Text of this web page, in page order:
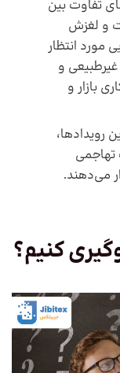
تفاوت بین
و لغزش
مورد انتظار
و
بازار و
‌رویداد‌ها،
می‌دهند.
کنیم؟